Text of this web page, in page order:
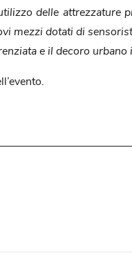
delle attrezzature
mezzi dotati di
e il decoro urbano